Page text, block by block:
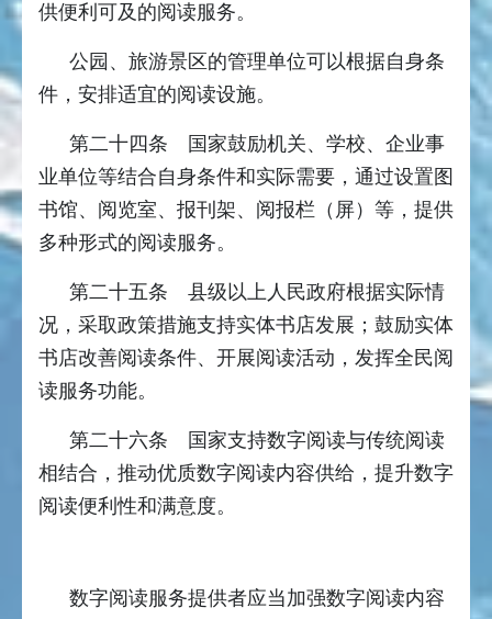
供便利可及的阅读服务。
公园、旅游景区的管理单位可以根据自身条
件，安排适宜的阅读设施。
第二十四条 国家鼓励机关、学校、企业事
业单位等结合自身条件和实际需要，通过设置图
书馆、阅览室、报刊架、阅报栏（屏）等，提供
多种形式的阅读服务。
第二十五条 县级以上人民政府根据实际情
况，采取政策措施支持实体书店发展；鼓励实体
书店改善阅读条件、开展阅读活动，发挥全民阅
读服务功能。
第二十六条 国家支持数字阅读与传统阅读
相结合，推动优质数字阅读内容供给，提升数字
阅读便利性和满意度。
数字阅读服务提供者应当加强数字阅读内容